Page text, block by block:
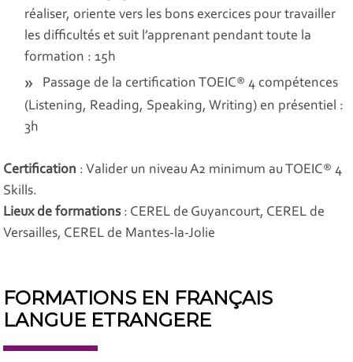
réaliser, oriente vers les bons exercices pour travailler
les difficultés et suit l’apprenant pendant toute la
formation : 15h
Passage de la certification TOEIC® 4 compétences
(Listening, Reading, Speaking, Writing) en présentiel :
3h
Certification : Valider un niveau A2 minimum au TOEIC® 4
Skills.
Lieux de formations : CEREL de Guyancourt, CEREL de
Versailles, CEREL de Mantes-la-Jolie
FORMATIONS EN FRANÇAIS
LANGUE ETRANGERE